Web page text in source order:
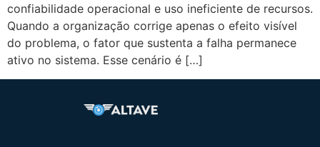
confiabilidade operacional e uso ineficiente de recursos.
Quando a organização corrige apenas o efeito visível
do problema, o fator que sustenta a falha permanece
ativo no sistema. Esse cenário é […]